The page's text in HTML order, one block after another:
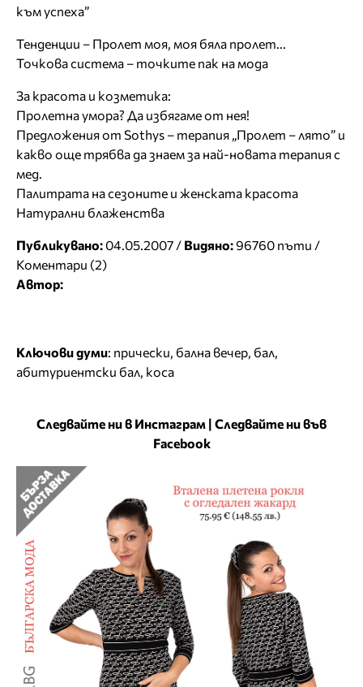
към успеха”
Тенденции – Пролет моя, моя бяла пролет...
Точкова система – точките пак на мода
За красота и козметика:
Пролетна умора? Да избягаме от нея!
Предложения от Sothys – терапия „Пролет – лято” и
какво още трябва да знаем за най-новата терапия с
мед.
Палитрата на сезоните и женската красота
Натурални блаженства
Публикувано: 04.05.2007 / Видяно:96760 пъти /
Коментари (2)
Автор:
Ключови думи: прически бална вечер бал
абитуриентски бал коса
Следвайте ни в Инстаграм | Следвайте ни във
Facebook